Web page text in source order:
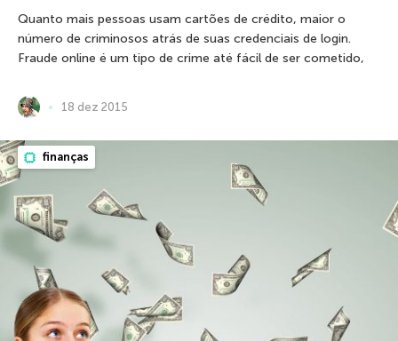
Quanto mais pessoas usam cartões de crédito, maior o
número de criminosos atrás de suas credenciais de login.
Fraude online é um tipo de crime até fácil de ser cometido,
18 dez 2015
finanças